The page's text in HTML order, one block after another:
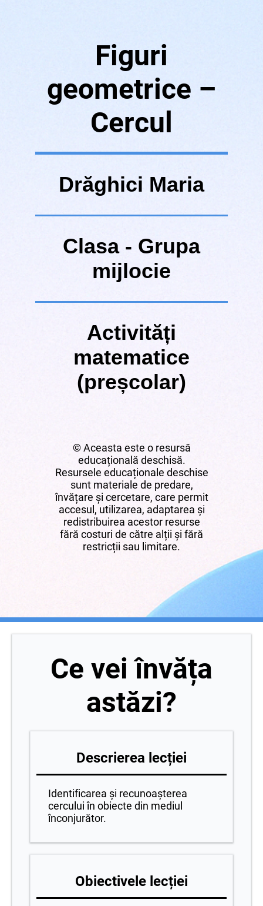
Figuri
geometrice –
Cercul
Drăghici Maria
Clasa - Grupa
mijlocie
Activități
matematice
(preșcolar)
© Aceasta este o resursă
educațională deschisă.
Resursele educaționale deschise
sunt materiale de predare,
învățare și cercetare, care permit
accesul, utilizarea, adaptarea și
redistribuirea acestor resurse
fără costuri de către alții și fără
restricții sau limitare.
Ce vei învăța
astăzi?
Descrierea lecției
Identificarea și recunoașterea
cercului în obiecte din mediul
înconjurător.
Obiectivele lecției